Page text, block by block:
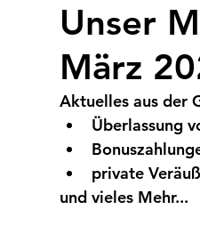
Unser
März
Aktuelles aus der
Überlassung
private
und vieles Mehr...